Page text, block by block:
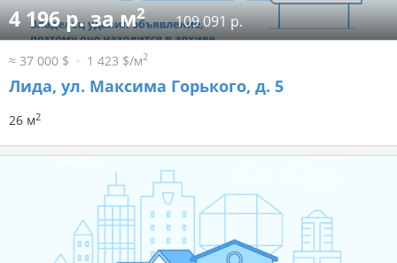
4 196 р. за м2 109 091 р.
≈ 37 000 $ 1 423 $/м2
Лида, ул. Максима Горького, д. 5
26 м2